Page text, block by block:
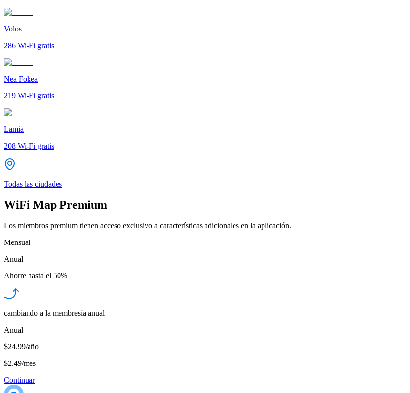
Volos
286 Wi-Fi gratis
Nea Fokea
219 Wi-Fi gratis
Lamia
208 Wi-Fi gratis
Todas las ciudades
WiFi Map Premium
Los miembros premium tienen acceso exclusivo a características adicionales en la aplicación.
Mensual
Anual
Ahorre hasta el 50%
cambiando a la membresía anual
Anual
$24.99/año
$2.49/mes
Continuar